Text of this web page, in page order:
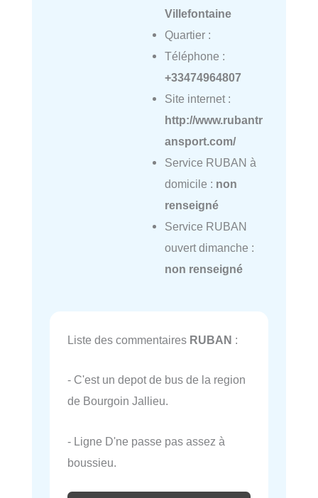
Villefontaine
Quartier :
Téléphone :
+33474964807
Site internet :
http://www.rubantr
ansport.com/
Service RUBAN à
domicile : non
renseigné
Service RUBAN
ouvert dimanche :
non renseigné
Liste des commentaires RUBAN :
- C'est un depot de bus de la region
de Bourgoin Jallieu.
- Ligne D'ne passe pas assez à
boussieu.